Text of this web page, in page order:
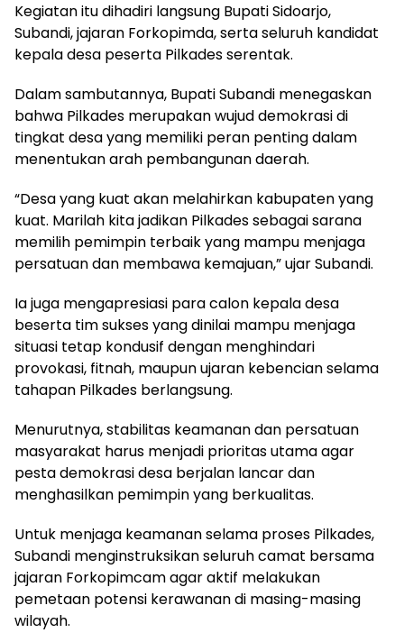
Kegiatan itu dihadiri langsung Bupati Sidoarjo,
Subandi, jajaran Forkopimda, serta seluruh kandidat
kepala desa peserta Pilkades serentak.
Dalam sambutannya, Bupati Subandi menegaskan
bahwa Pilkades merupakan wujud demokrasi di
tingkat desa yang memiliki peran penting dalam
menentukan arah pembangunan daerah.
“Desa yang kuat akan melahirkan kabupaten yang
kuat. Marilah kita jadikan Pilkades sebagai sarana
memilih pemimpin terbaik yang mampu menjaga
persatuan dan membawa kemajuan,” ujar Subandi.
Ia juga mengapresiasi para calon kepala desa
beserta tim sukses yang dinilai mampu menjaga
situasi tetap kondusif dengan menghindari
provokasi, fitnah, maupun ujaran kebencian selama
tahapan Pilkades berlangsung.
Menurutnya, stabilitas keamanan dan persatuan
masyarakat harus menjadi prioritas utama agar
pesta demokrasi desa berjalan lancar dan
menghasilkan pemimpin yang berkualitas.
Untuk menjaga keamanan selama proses Pilkades,
Subandi menginstruksikan seluruh camat bersama
jajaran Forkopimcam agar aktif melakukan
pemetaan potensi kerawanan di masing-masing
wilayah.